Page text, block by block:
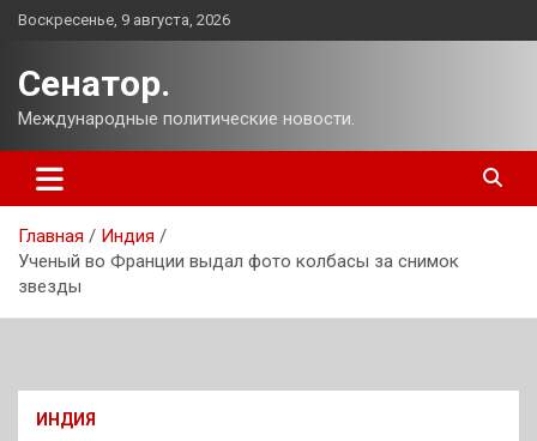
Перейти
Воскресенье, 9 августа, 2026
Сенатор.
Международные политические новости.
Главная
Индия
Ученый во Франции выдал фото колбасы за снимок
звезды
ИНДИЯ